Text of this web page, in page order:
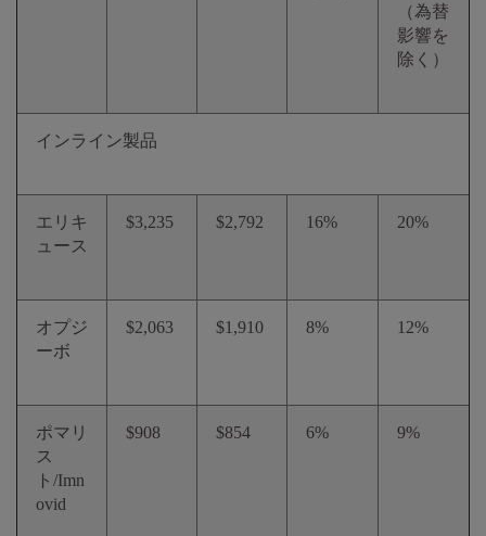
（為替
影響を
除く）
インライン製品
エリキ
ュース
$3,235 $2,792 16% 20%
オプジ
ーボ
$2,063 $1,910 8% 12%
ポマリ
ス
ト/Imn
ovid
$908 $854 6% 9%